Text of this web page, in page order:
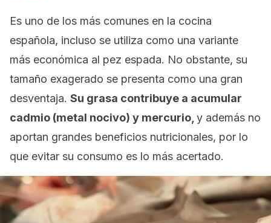
Es uno de los más comunes en la cocina
española, incluso se utiliza como una variante
más económica al pez espada. No obstante, su
tamaño exagerado se presenta como una gran
desventaja. Su grasa contribuye a acumular
cadmio (metal nocivo) y mercurio, y además no
aportan grandes beneficios nutricionales, por lo
que evitar su consumo es lo más acertado.